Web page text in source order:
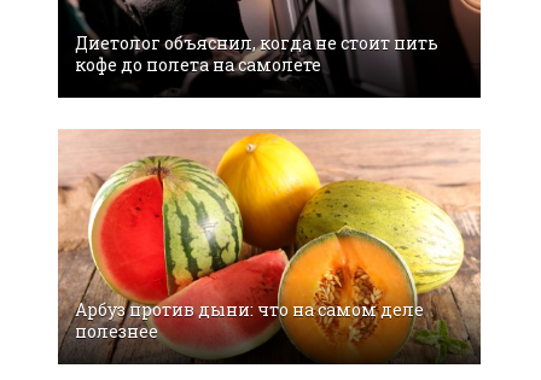
Диетолог объяснил, когда не стоит пить
кофе до полета на самолете
Арбуз против дыни: что на самом деле
полезнее